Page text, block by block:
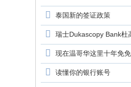
泰国新的签证政策
瑞士Dukascopy Bank杜
现在温哥华这里十年免
读懂你的银行账号